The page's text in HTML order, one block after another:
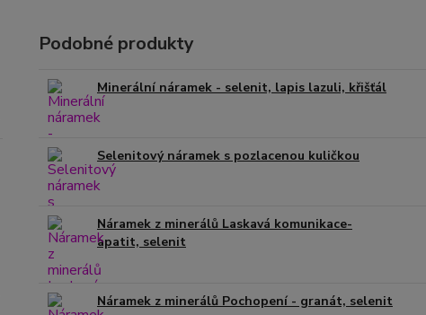
Podobné produkty
Minerální náramek - selenit, lapis lazuli, křišťál
Selenitový náramek s pozlacenou kuličkou
Náramek z minerálů Laskavá komunikace-
apatit, selenit
Náramek z minerálů Pochopení - granát, selenit